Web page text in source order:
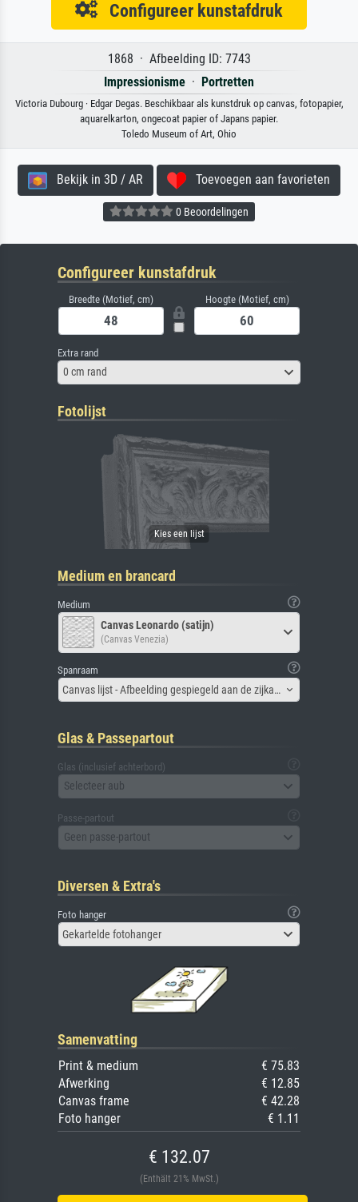
Configureer kunstafdruk
1868 · Afbeelding ID: 7743
Impressionisme · Portretten
Victoria Dubourg · Edgar Degas. Beschikbaar als kunstdruk op canvas, fotopapier,
aquarelkarton, ongecoat papier of Japans papier.
Toledo Museum of Art, Ohio
Bekijk in 3D / AR Toevoegen aan favorieten
0 Beoordelingen
Configureer kunstafdruk
Breedte (Motief, cm) Hoogte (Motief, cm)
Extra rand
0 cm rand
Fotolijst
Medium en brancard
Medium
Canvas Leonardo (satijn)
(Canvas Venezia)
Spanraam
Canvas lijst - Afbeelding gespiegeld aan de zijkant
Glas & Passepartout
Glas (inclusief achterbord)
Selecteer aub
Passe-partout
Geen passe-partout
Diversen & Extra's
Foto hanger
Gekartelde fotohanger
Samenvatting
Print & medium
€ 75.83
Afwerking
€ 12.85
Canvas frame
€ 42.28
Foto hanger
€ 1.11
€ 132.07
(Enthält 21% MwSt.)